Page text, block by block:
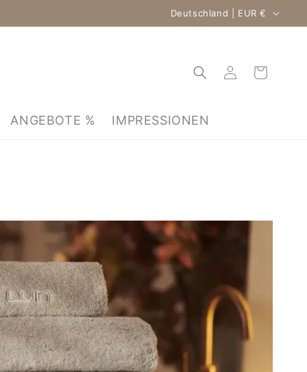
Land/Region Deutschland | EUR €
ANGEBOTE % IMPRESSIONEN
EinloggenWarenkorb